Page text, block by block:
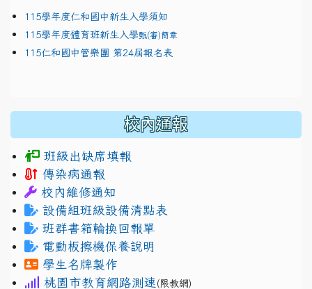
115學年度仁和國中新生入學須知
115學年度體育班新生入學甄(審)簡章
115仁和國中管樂團 第24屆報名表
校內通報
班級出缺席填報
傳染病通報
校內維修通知
設備組班級設備清點表
班群書箱輪換回報單
電動板擦機保養說明
學生名牌製作
桃園市教育網路測速 (限教網)